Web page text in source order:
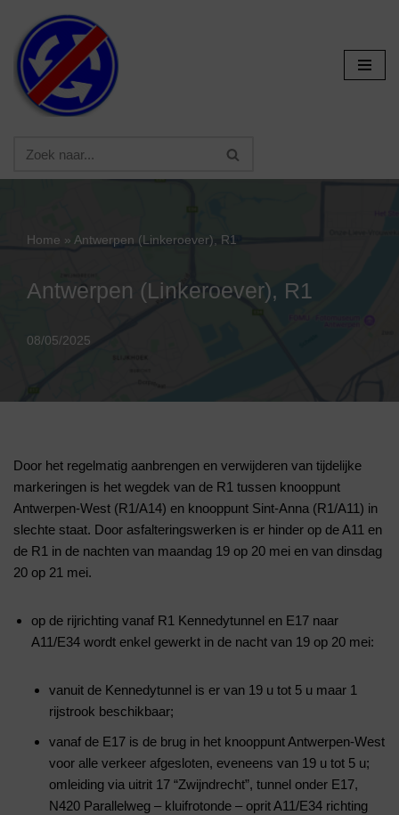
Ga
naar
de
inhoud
Home » Antwerpen (Linkeroever), R1
Antwerpen (Linkeroever), R1
08/05/2025
Door het regelmatig aanbrengen en verwijderen van tijdelijke
markeringen is het wegdek van de R1 tussen knooppunt
Antwerpen-West (R1/A14) en knooppunt Sint-Anna (R1/A11) in
slechte staat. Door asfalteringswerken is er hinder op de A11 en
de R1 in de nachten van maandag 19 op 20 mei en van dinsdag
20 op 21 mei.
op de rijrichting vanaf R1 Kennedytunnel en E17 naar
A11/E34 wordt enkel gewerkt in de nacht van 19 op 20 mei:
vanuit de Kennedytunnel is er van 19 u tot 5 u maar 1
rijstrook beschikbaar;
vanaf de E17 is de brug in het knooppunt Antwerpen-West
voor alle verkeer afgesloten, eveneens van 19 u tot 5 u;
omleiding via uitrit 17 “Zwijndrecht”, tunnel onder E17,
N420 Parallelweg – kluifrotonde – oprit A11/E34 richting